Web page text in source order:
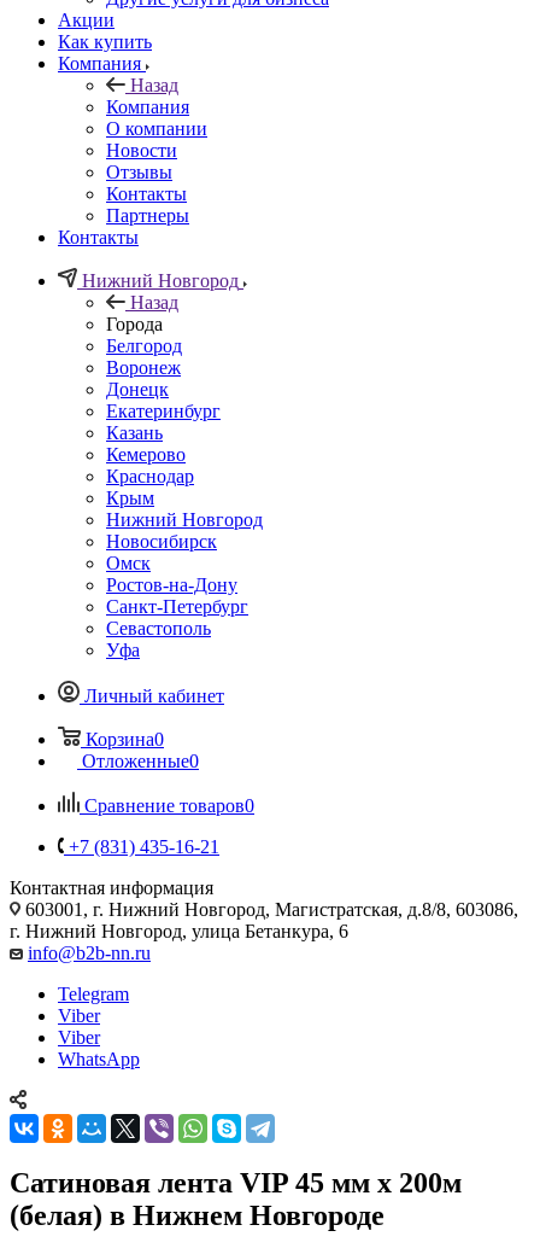
Акции
Как купить
Компания
Назад
Компания
О компании
Новости
Отзывы
Контакты
Партнеры
Контакты
Нижний Новгород
Назад
Города
Белгород
Воронеж
Донецк
Екатеринбург
Казань
Кемерово
Краснодар
Крым
Нижний Новгород
Новосибирск
Омск
Ростов-на-Дону
Санкт-Петербург
Севастополь
Уфа
Личный кабинет
Корзина0
Отложенные0
Сравнение товаров0
+7 (831) 435-16-21
Контактная информация
603001, г. Нижний Новгород, Магистратская, д.8/8, 603086,
г. Нижний Новгород, улица Бетанкура, 6
info@b2b-nn.ru
Telegram
Viber
Viber
WhatsApp
Сатиновая лента VIP 45 мм х 200м
(белая) в Нижнем Новгороде